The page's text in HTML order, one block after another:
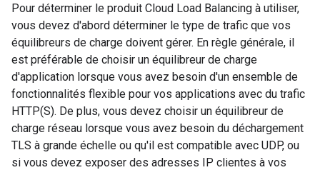
Pour déterminer le produit Cloud Load Balancing à utiliser,
vous devez d'abord déterminer le type de trafic que vos
équilibreurs de charge doivent gérer. En règle générale, il
est préférable de choisir un équilibreur de charge
d'application lorsque vous avez besoin d'un ensemble de
fonctionnalités flexible pour vos applications avec du trafic
HTTP(S). De plus, vous devez choisir un équilibreur de
charge réseau lorsque vous avez besoin du déchargement
TLS à grande échelle ou qu'il est compatible avec UDP, ou
si vous devez exposer des adresses IP clientes à vos